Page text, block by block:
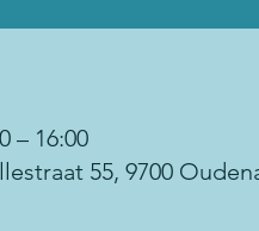
– 16:00
55, 9700